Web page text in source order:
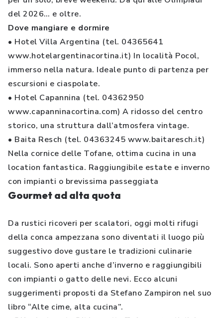
del 2026… e oltre.
Dove mangiare e dormire
• Hotel Villa Argentina (tel. 04365641
www.hotelargentinacortina.it) In località Pocol,
immerso nella natura. Ideale punto di partenza per
escursioni e ciaspolate.
• Hotel Capannina (tel. 04362950
www.capanninacortina.com) A ridosso del centro
storico, una struttura dall’atmosfera vintage.
• Baita Resch (tel. 04363245 www.baitaresch.it)
Nella cornice delle Tofane, ottima cucina in una
location fantastica. Raggiungibile estate e inverno
con impianti o brevissima passeggiata
Gourmet ad alta quota
Da rustici ricoveri per scalatori, oggi molti rifugi
della conca ampezzana sono diventati il luogo più
suggestivo dove gustare le tradizioni culinarie
locali. Sono aperti anche d’inverno e raggiungibili
con impianti o gatto delle nevi. Ecco alcuni
suggerimenti proposti da Stefano Zampiron nel suo
libro “Alte cime, alta cucina”.